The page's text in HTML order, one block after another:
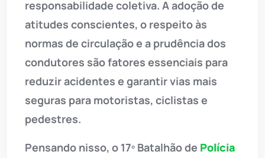
responsabilidade coletiva. A adoção de
atitudes conscientes, o respeito às
normas de circulação e a prudência dos
condutores são fatores essenciais para
reduzir acidentes e garantir vias mais
seguras para motoristas, ciclistas e
pedestres.
Pensando nisso, o 17º Batalhão de Polícia